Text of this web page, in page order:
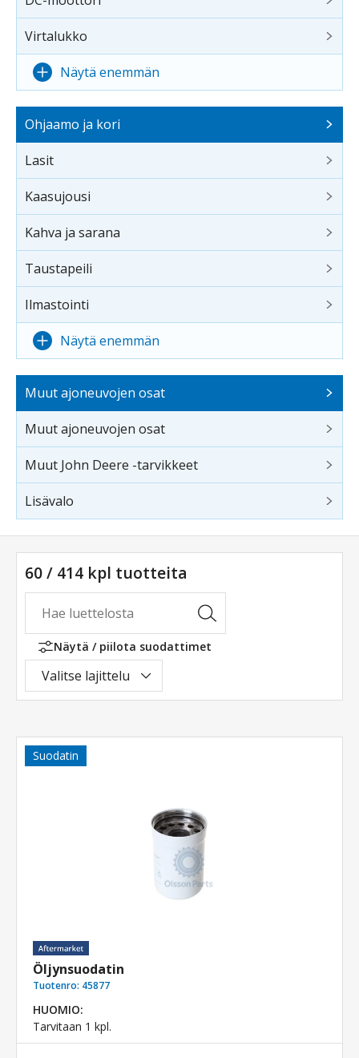
Virtalukko
Näytä enemmän
Ohjaamo ja kori
Lasit
Kaasujousi
Kahva ja sarana
Taustapeili
Ilmastointi
Näytä enemmän
Muut ajoneuvojen osat
Muut ajoneuvojen osat
Muut John Deere -tarvikkeet
Lisävalo
60 / 414 kpl tuotteita
Näytä / piilota suodattimet
Valitse lajittelu
Suodatin
Öljynsuodatin
Tuotenro: 45877
HUOMIO:
Tarvitaan 1 kpl.